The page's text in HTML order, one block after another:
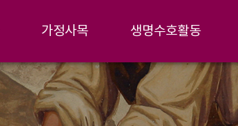
가정사목 생명수호활동